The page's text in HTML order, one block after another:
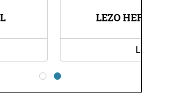
LEZO HERRI ESKOLA